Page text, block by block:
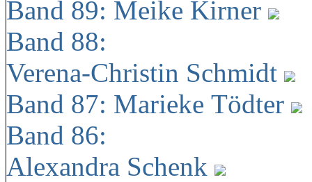
Band 89: Meike Kirner
Band 88:
Verena-Christin Schmidt
Band 87: Marieke Tödter
Band 86:
Alexandra Schenk